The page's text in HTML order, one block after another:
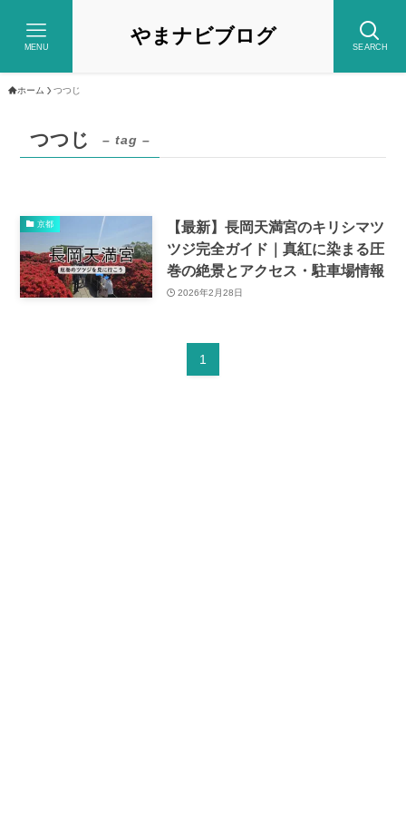
やまナビブログ SEARCH
MENU
ホーム つつじ
つつじ – tag –
京都
【最新】長岡天満宮のキリシマツ
ツジ完全ガイド｜真紅に染まる圧
巻の絶景とアクセス・駐車場情報
2026年2月28日
1